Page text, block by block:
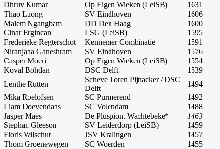
Dhruv Kumar
Op Eigen Wieken (LeiSB)
1631
Thao Luong
SV Eindhoven
1606
Malem Ngangbam
DD Den Haag
1600
Cinar Ergincan
LSG (LeiSB)
1595
Frederieke Regterschot
Kennemer Combinatie
1591
Niranjana Ganeshram
SV Eindhoven
1576
Casper Moeri
Op Eigen Wieken (LeiSB)
1554
Koval Bohdan
DSC Delft
1539
Lenthe Rutten
Scheve Toren Pijnacker / DSC
Delft
1494
Mika Roelofsen
SC Purmerend
1492
Liam Doevendans
SC Volendam
1488
Jasper Maes
De Pluspion, Wachtebeke*
1463
Stephan Gleeson
SV Leiderdorp (LeiSB)
1459
Floris Wilschut
JSV Kralingen
1457
Thom Groenewegen
SC Woerden
1455